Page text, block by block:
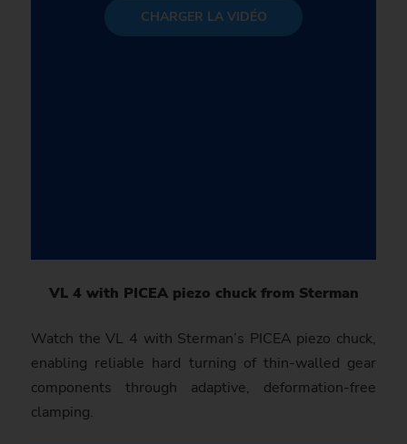
CHARGER LA VIDÉO
VL 4 with PICEA piezo chuck from Sterman
Watch the VL 4 with Sterman’s PICEA piezo chuck,
enabling reliable hard turning of thin-walled gear
components through adaptive, defor­mation-free
clam­ping.